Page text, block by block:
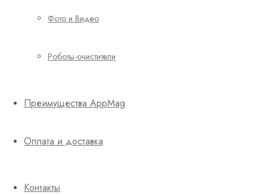
Фото и Видео
Роботы-очистители
Преимущества AppMag
Оплата и доставка
Контакты